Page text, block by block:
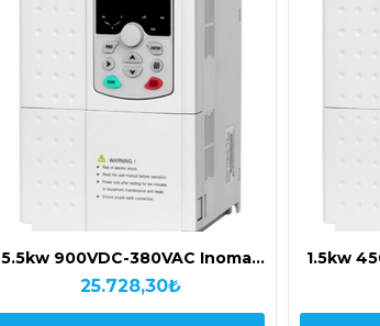
5.5kw 900VDC-380VAC Inomax
Deerco Inomax Solar Pompa
Sürücüsü
25.728,30₺
1.5kw